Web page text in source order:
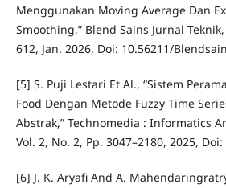
Menggunakan Moving Average Dan
Smoothing,” Blend Sains Jurnal
612, Jan. 2026, Doi: 10.56211/
[5] S. Puji Lestari Et Al., “Sistem
Food Dengan Metode Fuzzy Time
Abstrak,” Technomedia : Informatics
Vol. 2, No. 2, Pp. 3047–2180, 2025, Doi:
[6] J. K. Aryafi And A.